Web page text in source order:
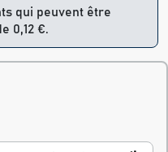
qui peuvent être
0,12 €.